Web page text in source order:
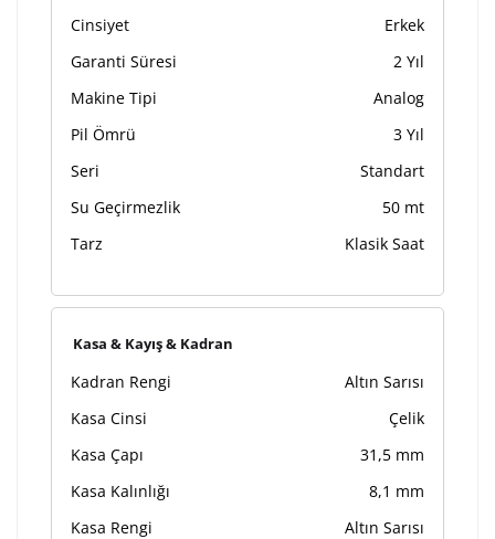
Cinsiyet
Erkek
Garanti Süresi
2 Yıl
Makine Tipi
Analog
Pil Ömrü
3 Yıl
Seri
Standart
Su Geçirmezlik
50 mt
Tarz
Klasik Saat
Kasa & Kayış & Kadran
Kadran Rengi
Altın Sarısı
Kasa Cinsi
Çelik
Kasa Çapı
31,5 mm
Kasa Kalınlığı
8,1 mm
Kasa Rengi
Altın Sarısı